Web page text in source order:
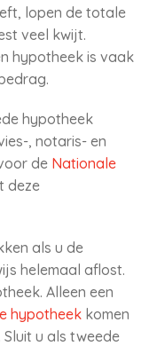
lopen de totale
veel kwijt.
hypotheek is vaak
hypotheek
, notaris- en
de Nationale
deze
als u de
helemaal aflost.
Alleen een
hypotheek komen
u als tweede